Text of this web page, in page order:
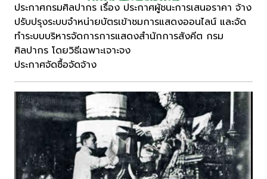
ประกาศกรมศิลปากร เรื่อง ประกาศผู้ชนะการเสนอราคา จ้าง
ปรับปรุงระบบจำหน่ายบัตรเข้าชมการแสดงออนไลน์ และจัด
ทำระบบบริหารจัดการการแสดงสำนักการสังคีต กรม
ศิลปากร โดยวิธีเฉพาะเจาะจง
ประกาศจัดซื้อจัดจ้าง